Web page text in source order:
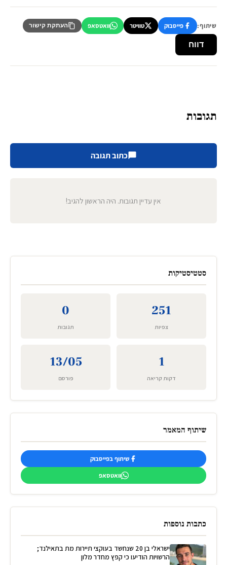
שיתוף: פייסבוק טוויטר וואטסאפ העתקת קישור
דווח
תגובות
כתוב תגובה
אין עדיין תגובות. היה הראשון להגיב!
סטטיסטיקות
251
צפיות
0
תגובות
1
דקות קריאה
13/05
פורסם
שיתוף המאמר
שיתוף בפייסבוק
וואטסאפ
כתבות נוספות
ישראלי בן 20 שנחשד בעוקצי תיירות מת בתאילנד;
הרשויות הודיעו כי קפץ מחדר מלון